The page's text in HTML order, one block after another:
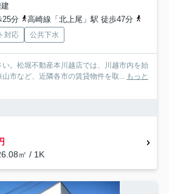
25分
高崎線「北上尾」駅 徒歩47分
対応 公共下水
。松堀不動産本川越店では、川越市内を始
市など、近隣各市の賃貸物件を取... もっと
㎡ / 1K